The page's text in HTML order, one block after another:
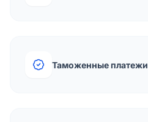
Таможенные платежи